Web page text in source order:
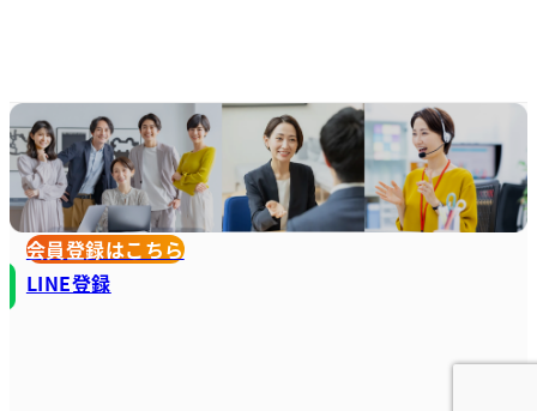
会員登録はこちら
LINE登録